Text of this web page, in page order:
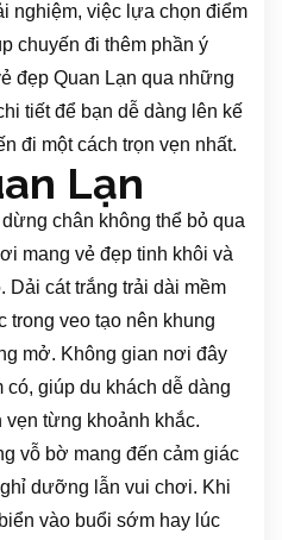
nghiệm, việc lựa chọn điểm
chuyến đi thêm phần ý
đẹp Quan Lạn qua những
tiết để bạn dễ dàng lên kế
đi một cách trọn vẹn nhất.
Lạn
chân không thể bỏ qua
mang vẻ đẹp tinh khôi và
Dải cát trắng trải dài mềm
trong veo tạo nên khung
mở. Không gian nơi đây
giúp du khách dễ dàng
từng khoảnh khắc.
vỗ bờ mang đến cảm giác
dưỡng lẫn vui chơi. Khi
vào buổi sớm hay lúc